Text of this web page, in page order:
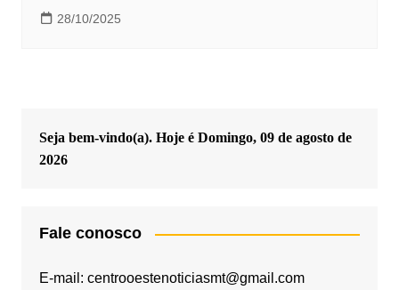
28/10/2025
Seja bem-vindo(a). Hoje é Domingo, 09 de agosto de
2026
Fale conosco
E-mail: centrooestenoticiasmt@gmail.com